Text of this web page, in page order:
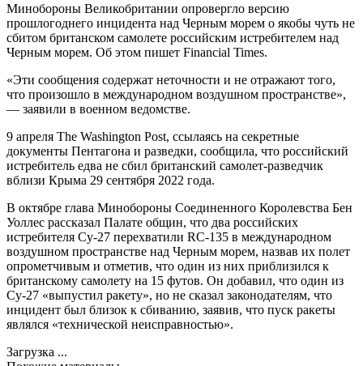
Минобороны Великобритании опровергло версию
прошлогоднего инцидента над Черным морем о якобы чуть не
сбитом британском самолете российским истребителем над
Черным морем. Об этом пишет Financial Times.
«Эти сообщения содержат неточности и не отражают того,
что произошло в международном воздушном пространстве»,
— заявили в военном ведомстве.
9 апреля The Washington Post, ссылаясь на секретные
документы Пентагона и разведки, сообщила, что российский
истребитель едва не сбил британский самолет-разведчик
вблизи Крыма 29 сентября 2022 года.
В октябре глава Минобороны Соединенного Королевства Бен
Уоллес рассказал Палате общин, что два российских
истребителя Су-27 перехватили RC-135 в международном
воздушном пространстве над Черным морем, назвав их полет
опрометчивым и отметив, что один из них приблизился к
британскому самолету на 15 футов. Он добавил, что один из
Су-27 «выпустил ракету», но не сказал законодателям, что
инцидент был близок к сбиванию, заявив, что пуск ракеты
являлся «технической неисправностью».
Загрузка ...